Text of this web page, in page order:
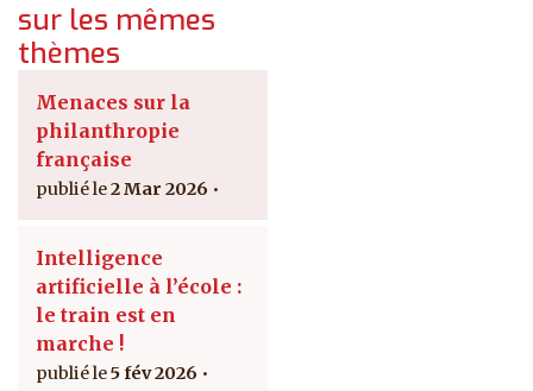
sur les mêmes
thèmes
Menaces sur la
philanthropie
française
2 Mar 2026
Intelligence
artificielle à l’école :
le train est en
marche !
5 fév 2026